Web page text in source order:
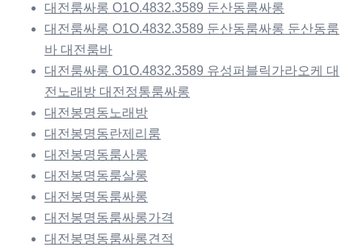
대전룸싸롱 O1O.4832.3589 둔산동룸싸롱
대전룸싸롱 O1O.4832.3589 둔산동룸싸롱 둔산동룸
바 대전룸바
대전룸싸롱 O1O.4832.3589 유성퍼블릭가라오케 대
전노래방 대전정통룸싸롱
대전봉명동노래방
대전봉명동란제리룸
대전봉명동룸사롱
대전봉명동룸살롱
대전봉명동룸싸롱
대전봉명동룸싸롱가격
대전봉명동룸싸롱견적